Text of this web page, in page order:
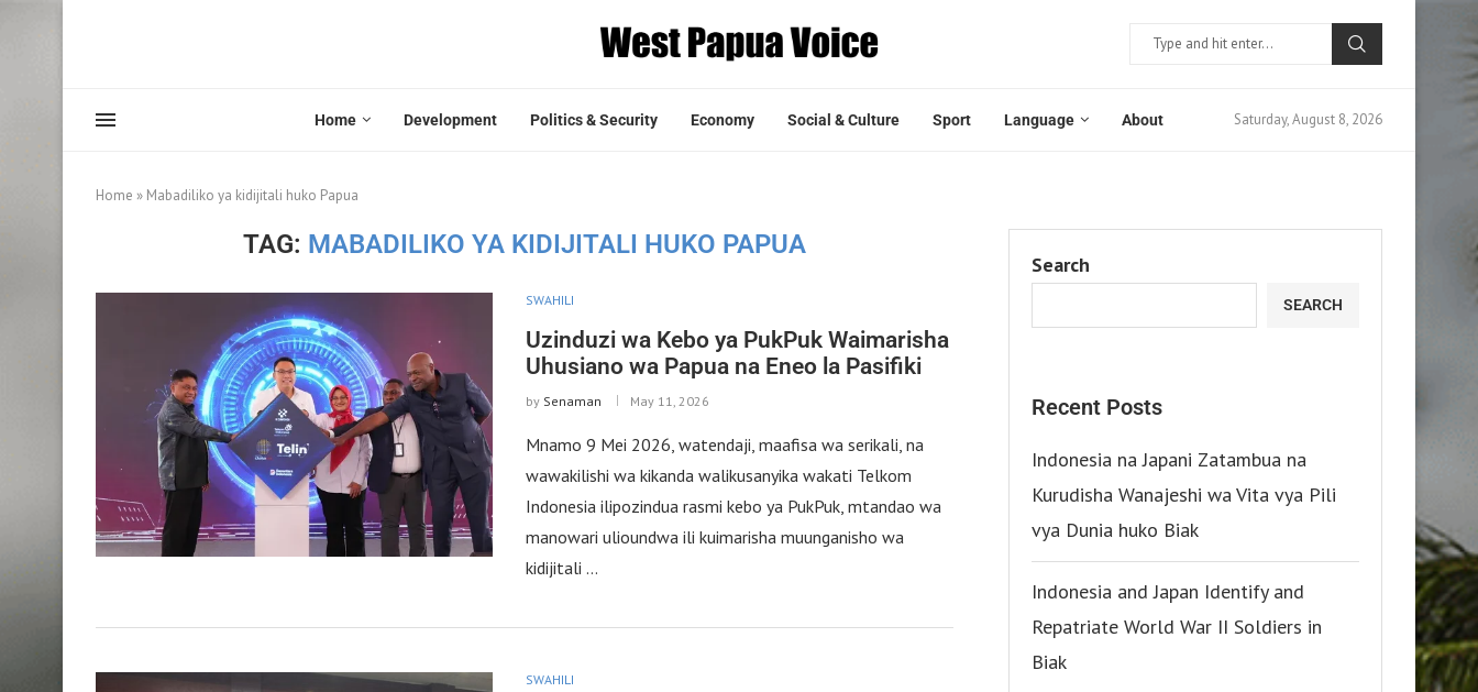
Home Development Politics & Security Economy Social & Culture Sport Language About Saturday, August 8, 2026
Home » Mabadiliko ya kidijitali huko Papua
TAG: MABADILIKO YA KIDIJITALI HUKO PAPUA
SWAHILI
Uzinduzi wa Kebo ya PukPuk Waimarisha
Uhusiano wa Papua na Eneo la Pasifiki
by Senaman May 11, 2026
Mnamo 9 Mei 2026, watendaji, maafisa wa serikali, na
wawakilishi wa kikanda walikusanyika wakati Telkom
Indonesia ilipozindua rasmi kebo ya PukPuk, mtandao wa
manowari ulioundwa ili kuimarisha muunganisho wa
kidijitali …
SWAHILI
Search
SEARCH
Recent Posts
Indonesia na Japani Zatambua na
Kurudisha Wanajeshi wa Vita vya Pili
vya Dunia huko Biak
Indonesia and Japan Identify and
Repatriate World War II Soldiers in
Biak